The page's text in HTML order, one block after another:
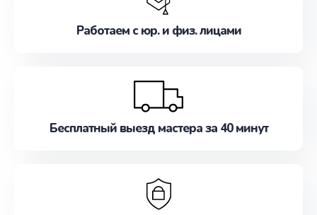
Работаем с юр. и физ. лицами
Бесплатный выезд мастера за 40 минут